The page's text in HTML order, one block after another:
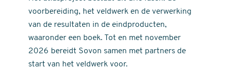
voorbereiding, het veldwerk en de verwerking
van de resultaten in de eindproducten,
waaronder een boek. Tot en met november
2026 bereidt Sovon samen met partners de
start van het veldwerk voor.